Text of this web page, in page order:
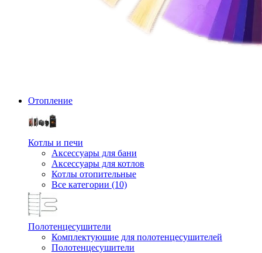
Отопление
Котлы и печи
Аксессуары для бани
Аксессуары для котлов
Котлы отопительные
Все категории (10)
Полотенцесушители
Комплектующие для полотенцесушителей
Полотенцесушители